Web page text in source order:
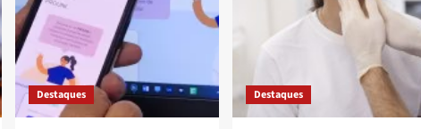
Destaques Destaques